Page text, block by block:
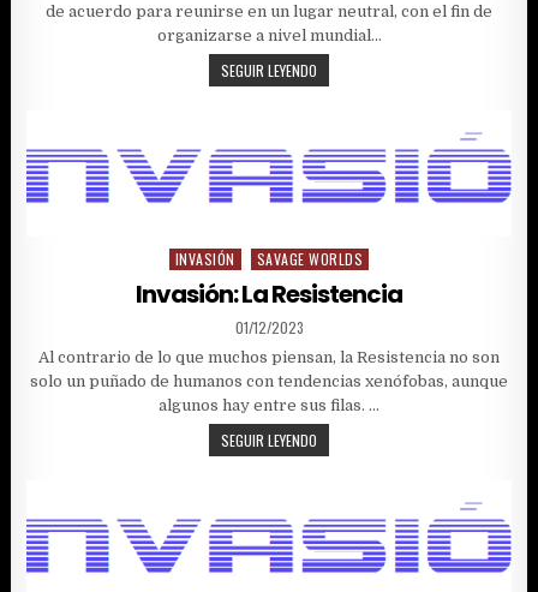
de acuerdo para reunirse en un lugar neutral, con el fin de
organizarse a nivel mundial…
SEGUIR LEYENDO
LA
Posted
INVASIÓN SAVAGE WORLDS
Invasión: La Resistencia
PUBLISHED
DATE:
01/12/2023
Al contrario de lo que muchos piensan, la Resistencia no son
solo un puñado de humanos con tendencias xenófobas, aunque
algunos hay entre sus filas. …
SEGUIR LEYENDO
LA